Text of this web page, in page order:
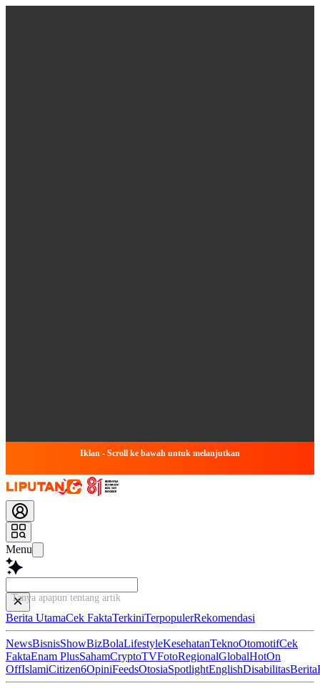
Iklan - Scroll ke bawah untuk melanjutkan
Menu
Tanya apapun tentang artikel ini...
Berita UtamaCek FaktaTerkiniTerpopulerRekomendasi
NewsBisnisShowBizBolaLifestyleKesehatanTeknoOtomotifCek
FaktaEnam PlusSahamCryptoTVFotoRegionalGlobalHotOn
OffIslamiCitizen6OpiniFeedsOtosiaSpotlightEnglishDisabilitasBerita